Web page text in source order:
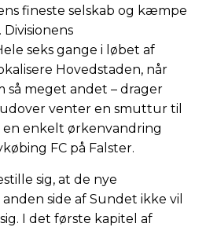
fineste selskab og kæmpe
seks gange i løbet af
Hovedstaden, når
så meget andet – drager
venter en smuttur til
en enkelt ørkenvandring
FC på Falster.
sig, at de nye
side af Sundet ikke vil
I det første kapitel af